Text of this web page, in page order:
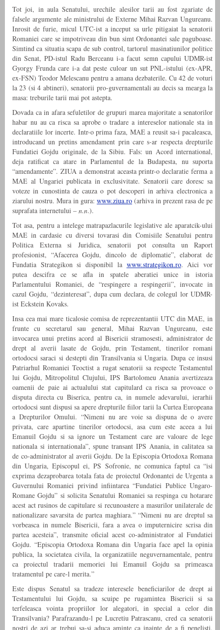
Tot joi, in aula Senatului, urechile alesilor tarii au fost zgariate de
falsele argumente ale ministrului de Externe Mihai Razvan Ungureanu.
Inrosit de furie, micul UTC-ist a inceput sa urle pitigaiat la senatorii
Romaniei care se impotriveau din bun simt Ordonantei sale paguboase.
Simtind ca situatia scapa de sub control, tartorul masinatiunilor politice
din Senat, PD-istul Radu Berceanu i-a facut semn capului UDMR-ist
Gyorgy Frunda care i-a dat peste culoar un sut PNL-istului (ex-APR,
ex-FSN) Teodor Melescanu pentru a amana dezbaterile. Cu 42 de voturi
la 23 (si 4 abtineri), senatorii pro-guvernamentali au decis sa mearga la
masa: treburile tarii mai pot astepta.
Dovada ca in afara sefuletilor de grupuri marea majoritate a senatorilor
habar nu au ca risca sa aprobe o tradare a intereselor nationale sta in
declaratiile lor incerte. Intr-o prima faza, MAE a reusit sa-i pacaleasca,
introducand un pretins amendament prin care s-ar respecta drepturile
Fundatiei Gojdu originale, de la Sibiu. Fals: un Acord international,
deja ratificat ca atare in Parlamentul de la Budapesta, nu suporta
“amendamente”. ZIUA a demonstrat aceasta printr-o declaratie ferma a
MAE al Ungariei publicata in exclusivitate. Senatorii care doresc sa
voteze in cunostinta de cauza o pot descoperi in arhiva electronica a
ziarului nostru. Mura in gura: www.ziua.ro (arhiva in prezent rasa de pe
suprafata internetului – n.n.).
Tot asa, pentru a intelege matrapazlacurile legislative ale aparatcik-ului
MAE in cardasie cu diversi tovarasi din Comisiile Senatului pentru
Politica Externa si Juridica, senatorii pot consulta un Raport
profesionist, “Afacerea Gojdu, dincolo de diplomatie”, elaborat de
Fundatia Strategikon si disponibil la www.strategikon.ro. Aici vor
putea descifra ce se afla in spatele aberatiei unice in istoria
Parlamentului Romaniei, de “respingere a respingerii”, invocate in
cazul Gojdu, “dezinteresat”, dupa cum declara, de colegul lor UDMR-
ist Eckstein Kovaks.
Insa cea mai mare ticalosie comisa de reprezentantii UTC din MAE, in
frunte cu secretarul sau general, Mihai Razvan Ungureanu, este
invocarea unui pretins acord al Bisericii stramosesti, administrator de
drept al averii lasate de Gojdu, prin Testament, tinerilor romani
ortodocsi saraci si destepti din Transilvania si Ungaria. Dupa ce insusi
Patriarhul Romaniei Teoctist a rugat senatorii sa respecte Testamentul
lui Gojdu, Mitropolitul Clujului, IPS Bartolomeu Anania avertizeaza
oamenii de paie ai actualului stat capitulard ca risca sa provoace o
disputa directa cu Biserica, pentru ca, in numele adevarului, ierarhii
ortodocsi sunt dispusi sa apere drepturile fiilor tarii la Curtea Europeana
a Drepturilor Omului. “Nimeni nu are voie sa dispuna de o avere
privata, care apartine tinerilor ortodocsi, asa cum este aceea a lui
Emanuil Gojdu si sa ignore un Testament care are valoare de lege
nationala si internationala”, spune transant IPS Anania, in calitatea sa
de co-administrator al averii Gojdu. De la Episcopia Ortodoxa Romana
din Ungaria, Episcopul ei, PS Sofronie, ne comunica faptul ca “isi
exprima dezaprobarea totala fata de proiectul Ordonantei de Urgenta a
Guvernului Romaniei privind infiintarea “Fundatiei Publice Ungaro-
Romane Gojdu” si solicita Senatului Romaniei sa respinga cu hotarare
acest act rusinos de capitulare si recunoastere a masurilor unilaterale de
nationalizare savarsita de partea maghiara.” “Nimeni nu are dreptul sa
vorbeasca in numele Bisericii, fara a avea o imputernicire scrisa din
partea acesteia”, transmite oficial acest co-administrator al Fundatiei
Gojdu. “Episcopia Ortodoxa Romana din Ungaria face apel la opinia
publica, la societatea civila, la organizatiile neguvernamentale, pentru
ca proiectul tradarii memoriei lui Emanuil Gojdu sa primeasca
tratamentul pe care-l merita.”
Este dispus Senatul sa tradeze interesele beneficiarilor de drept ai
Testamentului lui Gojdu, sa scuipe pe rugamintea Bisericii si sa
terfeleasca vointa propriilor lor alegatori, in special a celor din
Transilvania? Parafrazandu-l pe Lucretiu Patrascanu, cred ca senatorii
nostri de azi ar trebui sa-si aduca aminte ca inainte de a fi penelisti,